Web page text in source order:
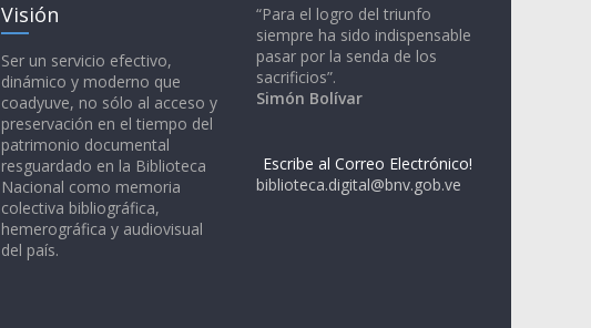
Visión
Ser un servicio efectivo,
dinámico y moderno que
coadyuve, no sólo al acceso y
preservación en el tiempo del
patrimonio documental
resguardado en la Biblioteca
Nacional como memoria
colectiva bibliográfica,
hemerográfica y audiovisual
del país.
“Para el logro del triunfo
siempre ha sido indispensable
pasar por la senda de los
sacrificios”.
Simón Bolívar
Escribe al Correo Electrónico!
biblioteca.digital@bnv.gob.ve